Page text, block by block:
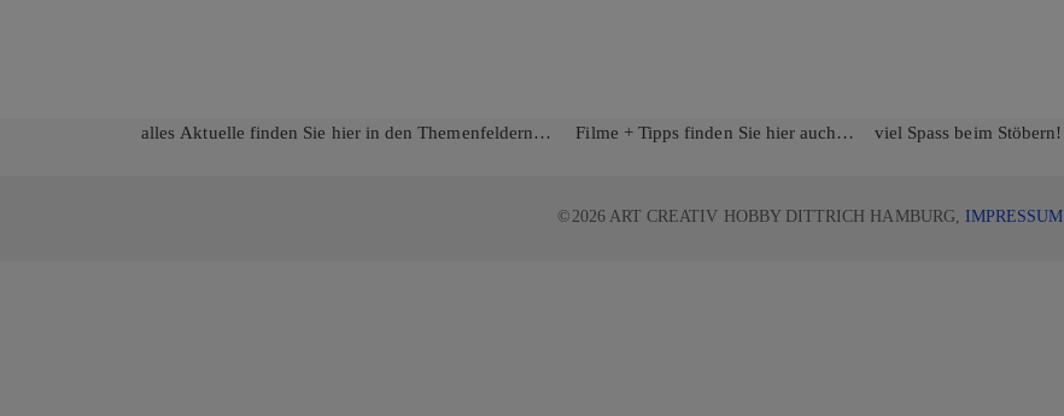
alles Aktuelle finden Sie hier in den Themenfeldern… Filme + Tipps finden Sie hier auch… viel Spass beim Stöbern!
©2026 ART CREATIV HOBBY DITTRICH HAMBURG, IMPRESSUM